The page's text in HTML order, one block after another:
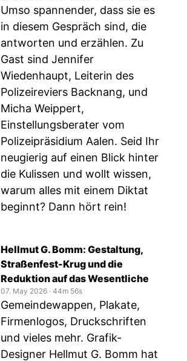
Umso spannender, dass sie es
in diesem Gespräch sind, die
antworten und erzählen. Zu
Gast sind Jennifer
Wiedenhaupt, Leiterin des
Polizeireviers Backnang, und
Micha Weippert,
Einstellungsberater vom
Polizeipräsidium Aalen. Seid Ihr
neugierig auf einen Blick hinter
die Kulissen und wollt wissen,
warum alles mit einem Diktat
beginnt? Dann hört rein!
Hellmut G. Bomm: Gestaltung,
Straßenfest-Krug und die
Reduktion auf das Wesentliche
07. May 2026 ‧ 44m 56s
Gemeindewappen, Plakate,
Firmenlogos, Druckschriften
und vieles mehr. Grafik-
Designer Hellmut G. Bomm hat